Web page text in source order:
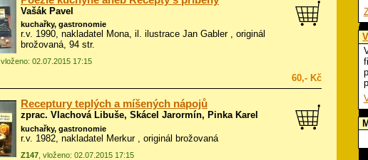
Vašák Pavel
kuchařky, gastronomie
r.v. 1990, nakladatel Mona, il. ilustrace Jan Gabler, originál
brožovaná, 94 str.
, vloženo: 02.07.2015 17:15
60,- Kč
Receptury teplých a míšených nápojů
zprac. Vlachová Libuše, Skácel Jarormín, Pinka Karel
kuchařky, gastronomie
r.v. 1982, nakladatel Merkur , originál brožovaná
Z147 , vloženo: 02.07.2015 17:15